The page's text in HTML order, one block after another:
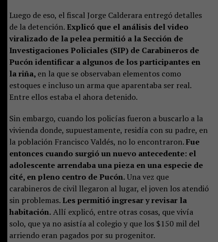
Luego de eso, el fiscal Jorge Calderara entregó detalles
de la detención. Explicó que el análisis del video
viralizado de la pelea permitió a la Sección de
Investigaciones Policiales (SIP) de Carabineros de
Pucón identificar a algunos de los participantes en
la riña, en la que se observaban elementos como
estoques e incluso un arma que aparentaba ser real.
Entre ellos estaba el ahora detenido.
Sin embargo, cuando los policías fueron a buscarlo a la
vivienda donde, supuestamente, residía con su padre, en
la población Francisco Valdés, no lo encontraron.Fue
entonces cuando surgió un nuevo antecedente: el
adolescente arrendaba una pieza en una especie de
cité, en pleno centro de Pucón.Una vez que
carabineros de civil llegaron al lugar, el joven los atendió
sin problemas. Les permitió ingresar y revisar la
habitación.Allí explicó, entre otras cosas, que vivía
solo, que ya no asistía al colegio y que los $150 mil del
arriendo eran pagados por su progenitor.